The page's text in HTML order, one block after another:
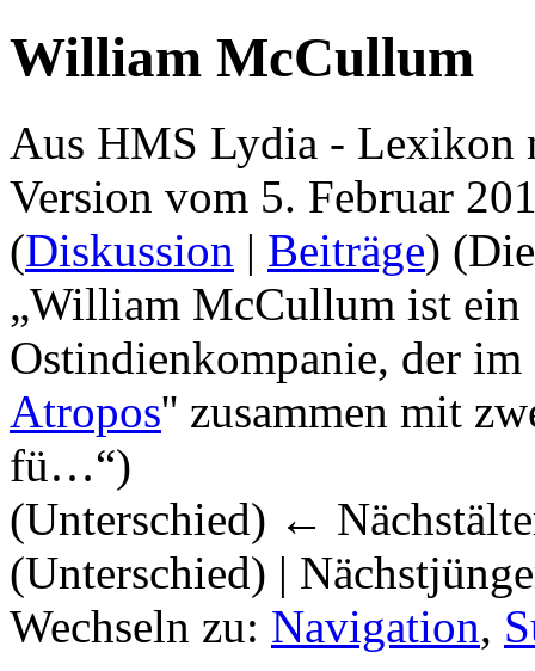
William McCullum
Aus HMS Lydia - Lexikon
Version vom 5. Februar
(Diskussion | Beiträge)
„William McCullum ist ein
Ostindienkompanie, der im
Atropos'' zusammen mit
fü…“)
(Unterschied) ←
(Unterschied) |
Wechseln zu: Navigation,